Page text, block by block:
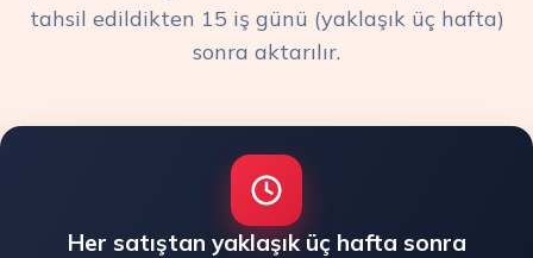
tahsil edildikten 15 iş günü (yaklaşık üç hafta)
sonra aktarılır.
Her satıştan yaklaşık üç hafta sonra